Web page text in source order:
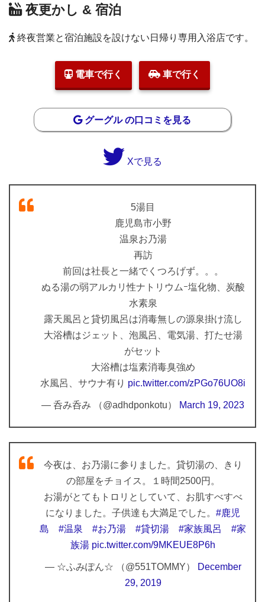
夜更かし & 宿泊
終夜営業と宿泊施設を設けない日帰り専用入浴店です。
電車で行く 車で行く
グーグル の口コミを見る
Xで見る
5湯目
鹿児島市小野
温泉お乃湯
再訪
前回は社長と一緒でくつろげず。。。
ぬる湯の弱アルカリ性ナトリウムｰ塩化物、炭酸
水素泉
露天風呂と貸切風呂は消毒無しの源泉掛け流し
大浴槽はジェット、泡風呂、電気湯、打たせ湯
がセット
大浴槽は塩素消毒臭強め
水風呂、サウナ有り pic.twitter.com/zPGo76UO8i
— 呑み呑み （@adhdponkotu） March 19, 2023
今夜は、お乃湯に参りました。貸切湯の、きり
の部屋をチョイス。１時間2500円。
お湯がとてもトロリとしていて、お肌すべすべ
になりました。子供達も大満足でした。 #鹿児
島
#温泉 #お乃湯 #貸切湯 #家族風呂
#家
族湯 pic.twitter.com/9MKEUE8P6h
— ☆ふみぽん☆ （@551TOMMY）
December
29, 2019